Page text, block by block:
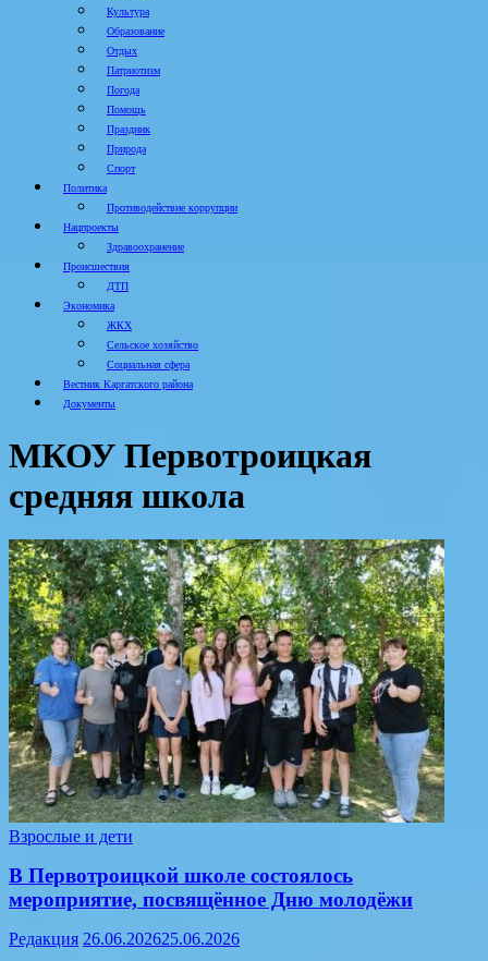
Культура
Образование
Отдых
Патриотизм
Погода
Помощь
Праздник
Природа
Спорт
Политика
Противодействие коррупции
Нацпроекты
Здравоохранение
Происшествия
ДТП
Экономика
ЖКХ
Сельское хозяйство
Социальная сфера
Вестник Каргатского района
Документы
МКОУ Первотроицкая
средняя школа
Взрослые и дети
В Первотроицкой школе состоялось
мероприятие, посвящённое Дню молодёжи
Редакция 26.06.202625.06.2026